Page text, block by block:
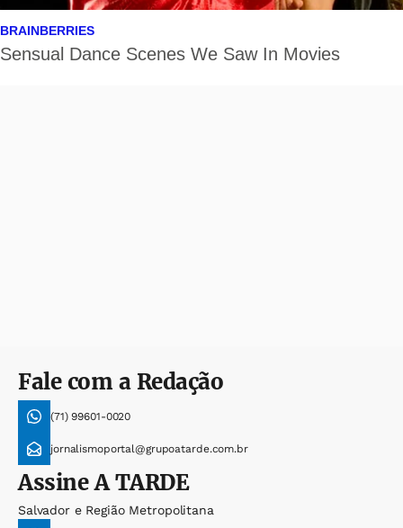
Fale com a Redação
(71) 99601-0020
jornalismoportal@grupoatarde.com.br
AssineA TARDE
Salvador e Região Metropolitana